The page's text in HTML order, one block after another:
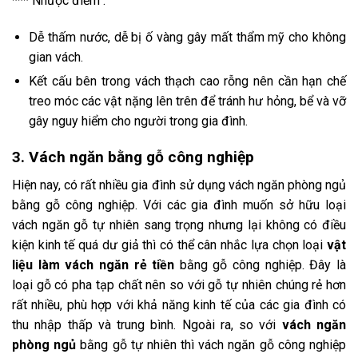
Dễ thấm nước, dễ bị ố vàng gây mất thẩm mỹ cho không
gian vách.
Kết cấu bên trong vách thạch cao rỗng nên cần hạn chế
treo móc các vật nặng lên trên để tránh hư hỏng, bể và vỡ
gây nguy hiểm cho người trong gia đình.
3. Vách ngăn bằng gỗ công nghiệp
Hiện nay, có rất nhiều gia đình sử dụng vách ngăn phòng ngủ
bằng gỗ công nghiệp. Với các gia đình muốn sở hữu loại
vách ngăn gỗ tự nhiên sang trọng nhưng lại không có điều
kiện kinh tế quá dư giả thì có thể cân nhắc lựa chọn loại vật
liệu làm vách ngăn rẻ tiền bằng gỗ công nghiệp. Đây là
loại gỗ có pha tạp chất nên so với gỗ tự nhiên chúng rẻ hơn
rất nhiều, phù hợp với khả năng kinh tế của các gia đình có
thu nhập thấp và trung bình. Ngoài ra, so với vách ngăn
phòng ngủbằng gỗ tự nhiên thì vách ngăn gỗ công nghiệp